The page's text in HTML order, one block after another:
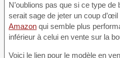
N’oublions pas que si ce type
serait sage de jeter un coup
Amazon qui semble plus
inférieur à celui en vente sur la
Voici le lien pour le modèle en